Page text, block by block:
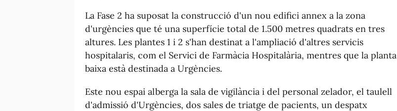
La Fase 2 ha suposat la construcció d'un nou edifici annex a la zona
d'urgències que té una superfície total de 1.500 metres quadrats en tres
altures. Les plantes 1 i 2 s'han destinat a l'ampliació d'altres servicis
hospitalaris, com el Servici de Farmàcia Hospitalària, mentres que la planta
baixa està destinada a Urgències.
Este nou espai alberga la sala de vigilància i del personal zelador, el taulell
d'admissió d'Urgències, dos sales de triatge de pacients, un despatx